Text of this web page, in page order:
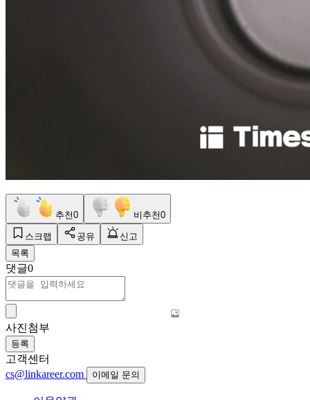
추천0 비추천0
스크랩 공유
신고
목록
댓글0
사진첨부
등록
고객센터
cs@linkareer.com
이메일 문의